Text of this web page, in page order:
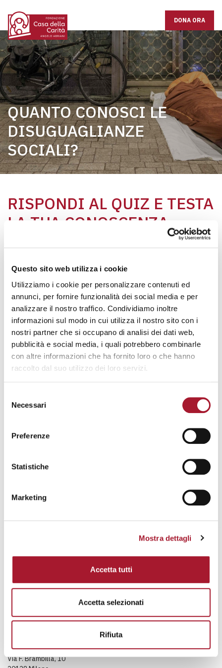
Questo sito web utilizza i cookie
Utilizziamo i cookie per personalizzare contenuti ed
annunci, per fornire funzionalità dei social media e per
analizzare il nostro traffico. Condividiamo inoltre
informazioni sul modo in cui utilizza il nostro sito con i
nostri partner che si occupano di analisi dei dati web,
pubblicità e social media, i quali potrebbero combinarle
con altre informazioni che ha fornito loro o che hanno
raccolto dal suo utilizzo dei loro servizi.
delNecessari
Preferenze
Statistiche
Marketing
Mostra dettagli
Accetta tutti
Accetta selezionati
Rifiuta
DONA ORA
QUANTO CONOSCI LE
DISUGUAGLIANZE
SOCIALI?
RISPONDI AL QUIZ E TESTA
LA TUA CONOSCENZA
SULLE DISUGUAGLIANZE
Quanto conosci le disuguaglianze sociali?
Rispondi al nostro quiz e testa la tua
conoscenza su questo tema.
RISPONDI AL QUIZ
A. Abriani ETS
Via F. Brambilla, 10